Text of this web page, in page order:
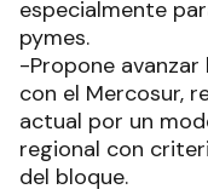
especialmente
pymes.
-Propone
con el Mercosur,
actual por un
regional con
del bloque.